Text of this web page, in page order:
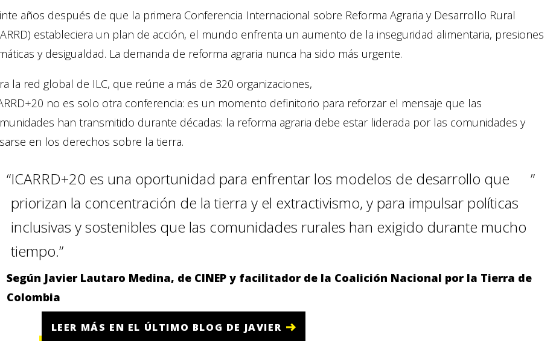
años después de que la primera Conferencia Internacional sobre Reforma Agraria y Desarrollo Rural
estableciera un plan de acción, el mundo enfrenta un aumento de la inseguridad alimentaria, presiones
y desigualdad. La demanda de reforma agraria nunca ha sido más urgente.
la red global de ILC, que reúne a más de 320 organizaciones,
no es solo otra conferencia: es un momento definitorio para reforzar el mensaje que las
han transmitido durante décadas: la reforma agraria debe estar liderada por las comunidades y
en los derechos sobre la tierra.
ICARRD+20 es una oportunidad para enfrentar los modelos de desarrollo que
priorizan la concentración de la tierra y el extractivismo, y para impulsar políticas
inclusivas y sostenibles que las comunidades rurales han exigido durante mucho
tiempo.”
Según Javier Lautaro Medina, de CINEP y facilitador de la Coalición Nacional por la Tierra de
Colombia
LEER MÁS EN EL ÚLTIMO BLOG DE JAVIER